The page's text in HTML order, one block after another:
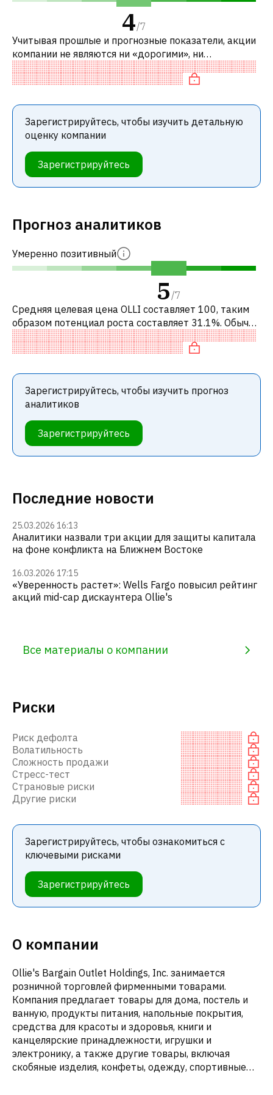
Последние новости
25.03.2026 16:13
Аналитики назвали три акции для защиты капитала
на фоне конфликта на Ближнем Востоке
16.03.2026 17:15
«Уверенность растет»: Wells Fargo повысил рейтинг
акций mid-cap дискаунтера Ollie's
Все материалы о компании
Риски
Риск дефолта
Волатильность
Сложность продажи
Стресс-тест
Страновые риски
Другие риски
Зарегистрируйтесь, чтобы ознакомиться с
ключевыми рисками
Зарегистрируйтесь
О компании
Ollie's Bargain Outlet Holdings, Inc. занимается
розничной торговлей фирменными товарами.
Компания предлагает товары для дома, постель и
ванную, продукты питания, напольные покрытия,
средства для красоты и здоровья, книги и
канцелярские принадлежности, игрушки и
электронику, а также другие товары, включая
скобяные изделия, конфеты, одежду, спортивные
4/7
Учитывая прошлые и прогнозные показатели, акции
компании не являются ни «дорогими», ни
«дешевыми» по сравнению с аналогичными
компаниями. В частности, акция компании разу
Зарегистрируйтесь, чтобы изучить детальную
оценку компании
Зарегистрируйтесь
Прогноз аналитиков
Умеренно позитивный
5 /7
Средняя целевая цена OLLI составляет 100, таким
образом потенциал роста составляет 31.1%. Обычно
это означает рекомендацию «ПОКУПАТЬ» среди
инвестиционных компаний или ре
Зарегистрируйтесь, чтобы изучить прогноз
аналитиков
Зарегистрируйтесь